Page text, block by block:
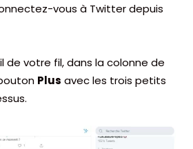
vous à Twitter depuis
de votre fil, dans la colonne de
Plus avec les trois petits